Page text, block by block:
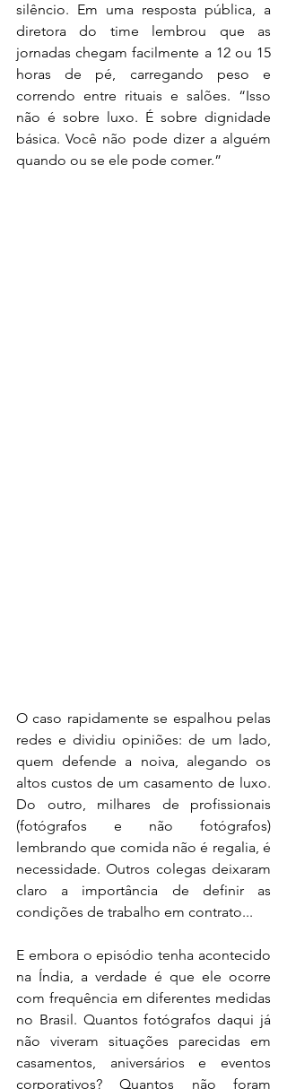
silêncio. Em uma resposta pública, a
diretora do time lembrou que as
jornadas chegam facilmente a 12 ou 15
horas de pé, carregando peso e
correndo entre rituais e salões. “Isso
não é sobre luxo. É sobre dignidade
básica. Você não pode dizer a alguém
quando ou se ele pode comer.”
O caso rapidamente se espalhou pelas
redes e dividiu opiniões: de um lado,
quem defende a noiva, alegando os
altos custos de um casamento de luxo.
Do outro, milhares de profissionais
(fotógrafos e não fotógrafos)
lembrando que comida não é regalia, é
necessidade. Outros colegas deixaram
claro a importância de definir as
condições de trabalho em contrato...
E embora o episódio tenha acontecido
na Índia, a verdade é que ele ocorre
com frequência em diferentes medidas
no Brasil. Quantos fotógrafos daqui já
não viveram situações parecidas em
casamentos, aniversários e eventos
corporativos? Quantos não foram